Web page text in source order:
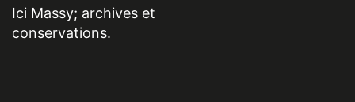
Ici Massy; archives et
conservations.